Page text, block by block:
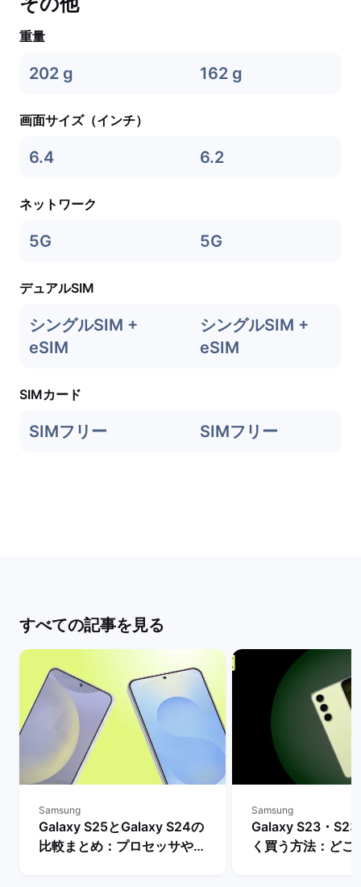
重量
202 g 162 g
画面サイズ（インチ）
6.4 6.2
ネットワーク
5G 5G
デュアルSIM
シングルSIM +
eSIM
シングルSIM +
eSIM
SIMカード
SIMフリー SIMフリー
すべての記事を見る
Samsung
Galaxy S25とGalaxy S24の
比較まとめ：プロセッサやバ
Samsung
Galaxy S23・
く買う方法：どこ